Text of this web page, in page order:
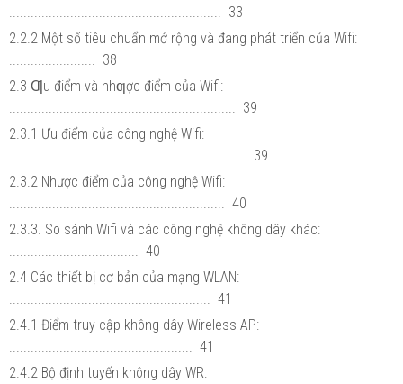
........................................................... 33
2.2.2 Một số tiêu chuẩn mở rộng và đang phát triển của Wifi:
........................ 38
2.3 Ƣu điểm và nhƣợc điểm của Wifi:
............................................................... 39
2.3.1 Ưu điểm của công nghệ Wifi:
.................................................................. 39
2.3.2 Nhược điểm của công nghệ Wifi:
............................................................ 40
2.3.3. So sánh Wifi và các công nghệ không dây khác:
.................................... 40
2.4 Các thiết bị cơ bản của mạng WLAN:
........................................................ 41
2.4.1 Điểm truy cập không dây Wireless AP:
................................................... 41
2.4.2 Bộ định tuyến không dây WR: